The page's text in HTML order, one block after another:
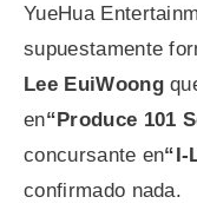
YueHua
supuestamente
Lee EuiWoong
en“Produce 101
concursante en“I-
confirmado nada.